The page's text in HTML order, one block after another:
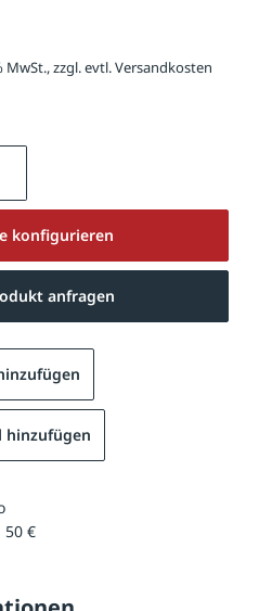
MwSt., zzgl. evtl.Versandkosten
Gib den
konfigurieren
anfragen
hinzufügen
50 €